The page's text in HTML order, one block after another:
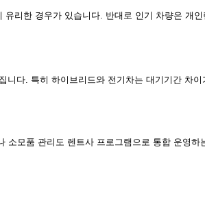
리한 경우가 있습니다. 반대로 인기 차량은 개인
니다. 특히 하이브리드와 전기차는 대기기간 차이
소모품 관리도 렌트사 프로그램으로 통합 운영하